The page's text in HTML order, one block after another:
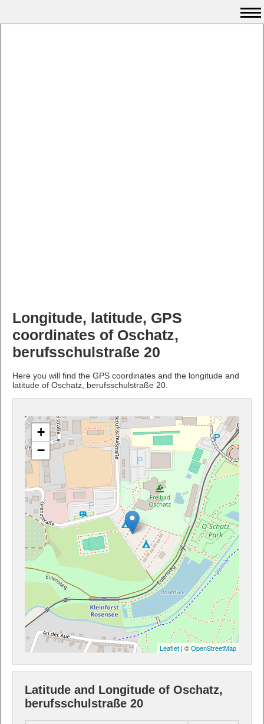
Longitude, latitude, GPS
coordinates of Oschatz,
berufsschulstraße 20
Here you will find the GPS coordinates and the longitude and
latitude of Oschatz, berufsschulstraße 20.
+
−
Leaflet | ©OpenStreetMap
Latitude and Longitude of Oschatz,
berufsschulstraße 20